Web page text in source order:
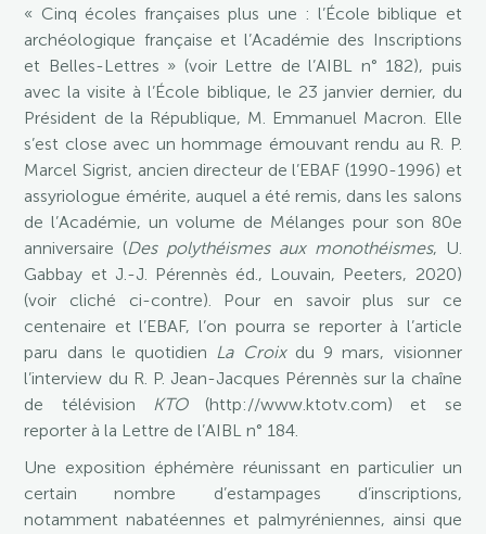
« Cinq écoles françaises plus une : l’École biblique et
archéologique française et l’Académie des Inscriptions
et Belles-Lettres » (voir Lettre de l’AIBL n° 182), puis
avec la visite à l’École biblique, le 23 janvier dernier, du
Président de la République, M. Emmanuel Macron. Elle
s’est close avec un hommage émouvant rendu au R. P.
Marcel Sigrist, ancien directeur de l’EBAF (1990-1996) et
assyriologue émérite, auquel a été remis, dans les salons
de l’Académie, un volume de Mélanges pour son 80e
anniversaire (Des polythéismes aux monothéismes, U.
Gabbay et J.-J. Pérennès éd., Louvain, Peeters, 2020)
(voir cliché ci-contre). Pour en savoir plus sur ce
centenaire et l’EBAF, l’on pourra se reporter à l’article
paru dans le quotidien La Croixdu 9 mars, visionner
l’interview du R. P. Jean-Jacques Pérennès sur la chaîne
de télévision KTO(http://www.ktotv.com) et se
reporter à la Lettre de l’AIBL n° 184.
Une exposition éphémère réunissant en particulier un
certain nombre d’estampages d’inscriptions,
notamment nabatéennes et palmyréniennes, ainsi que